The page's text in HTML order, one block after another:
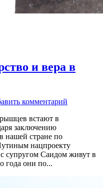
и вера в
комментарий
встают в
заключению
нашей стране по
нацпроекту
супругом Саидом живут в
года они по...